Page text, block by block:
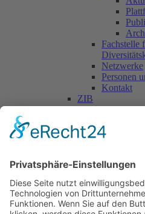
Fachstelle
Netzwerke
Personen
Kontakt
ZIB
Päd. Praktische
Personen
Nationale
L.E.V.
Nachlese
Soziales